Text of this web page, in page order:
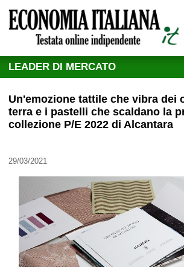
LEADER DI MERCATO
Un'emozione tattile che vibra dei
terra e i pastelli che scaldano la
collezione P/E 2022 di Alcantara
29/03/2021